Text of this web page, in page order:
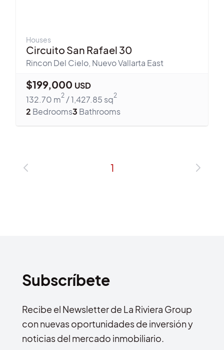
Houses
Circuito San Rafael 30
Rincon Del Cielo, Nuevo Vallarta East
$199,000 USD
132.70 m2 /1,427.85 sq2
2 Bedrooms3 Bathrooms
1
Subscríbete
Recibe el Newsletter de La Riviera Group
con nuevas oportunidades de inversión y
noticias del mercado inmobiliario.